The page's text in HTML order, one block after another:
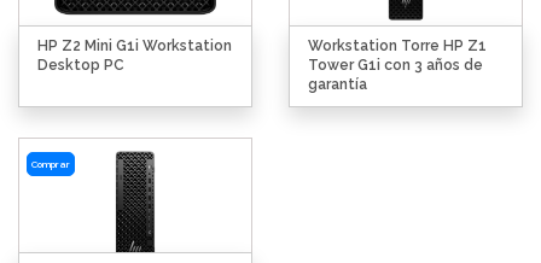
HP Z2 Mini G1i Workstation
Desktop PC
Workstation Torre HP Z1
Tower G1i con 3 años de
garantía
Comprar